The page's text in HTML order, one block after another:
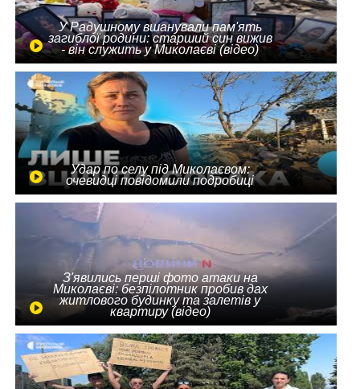
У Радушному вшанували пам'ять
загиблої родини: старший син вижив
- він служить у Миколаєві (відео)
Удар по селу під Миколаєвом:
очевидці повідомили подробиці
З'явились перші фото атаки на
Миколаєві: безпілотник пробив дах
житлового будинку та залетів у
квартиру (відео)